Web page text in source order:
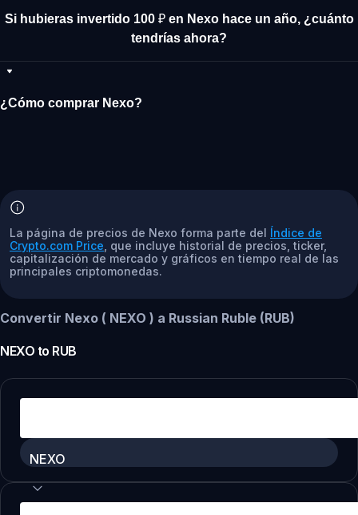
Si hubieras invertido 100 ₽ en Nexo hace un año, ¿cuánto
tendrías ahora?
¿Cómo comprar Nexo?
La página de precios de Nexo forma parte del Índice de
Crypto.com Price , que incluye historial de precios, ticker,
capitalización de mercado y gráficos en tiempo real de las
principales criptomonedas.
Convertir Nexo ( NEXO ) a Russian Ruble (RUB)
NEXO to RUB
NEXO